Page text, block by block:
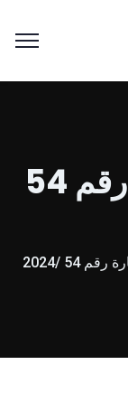
اعلان عن استشارة رقم 54
54 /2024